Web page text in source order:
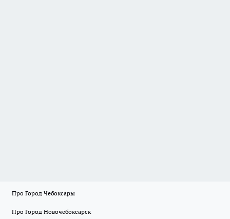
Про Город Чебоксары
Про Город Новочебоксарск